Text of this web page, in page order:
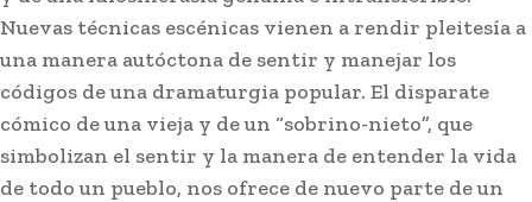
Nuevas técnicas escénicas vienen a rendir pleitesía a
una manera autóctona de sentir y manejar los
códigos de una dramaturgia popular. El disparate
cómico de una vieja y de un “sobrino-nieto”, que
simbolizan el sentir y la manera de entender la vida
de todo un pueblo, nos ofrece de nuevo parte de un